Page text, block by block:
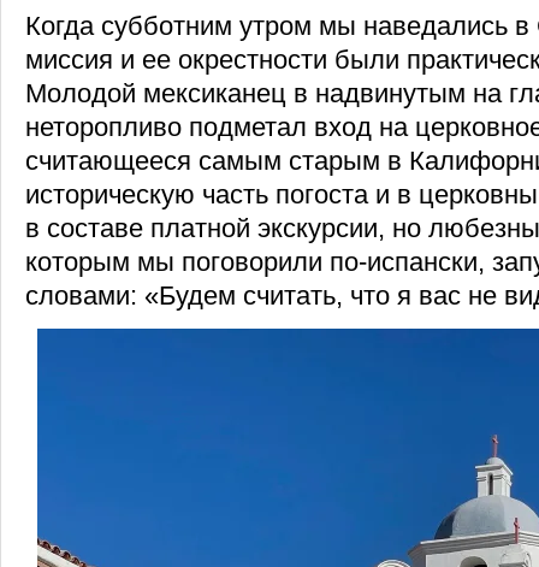
Когда субботним утром мы наведались
миссия и ее окрестности были
Молодой мексиканец в надвинутым на
неторопливо подметал вход на
считающееся самым старым в
историческую часть погоста и в
в составе платной экскурсии, но
которым мы поговорили по-испански,
словами: «Будем считать, что я вас не